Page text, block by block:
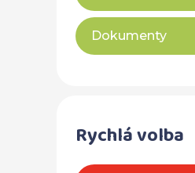
Dokumenty
Rychlá volba